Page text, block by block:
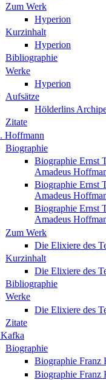
Zum Werk
Hyperion
Kurzinhalt
Hyperion
Bibliographie
Werke
Hyperion
Aufsätze
Hölderlins
Zitate
Hoffmann
Biographie
Biographie Ernst
Amadeus
Biographie Ernst
Amadeus
Biographie Ernst
Amadeus
Zum Werk
Die Elixiere des
Kurzinhalt
Die Elixiere des
Bibliographie
Werke
Die Elixiere des
Zitate
Biographie
Biographie Franz
Biographie Franz